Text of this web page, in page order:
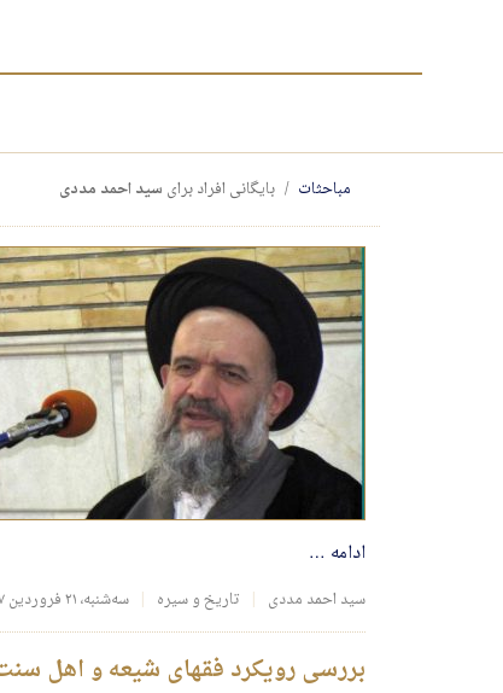
مباحثات بایگانی افراد برای سید احمد مددی
ادامه …
سید احمد مددی تاریخ و سیره سه‌شنبه، ۲۱ فروردین ۱۳۹۷
بررسی رویکرد فقهای شیعه و اهل